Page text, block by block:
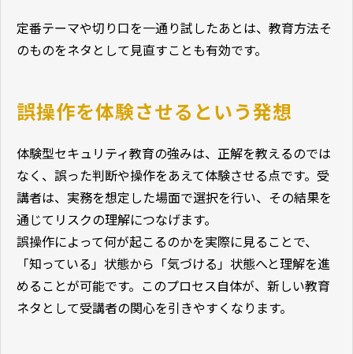
定番テーマや切り口を一通り試したあとは、教育方法そ
のものをネタとして見直すことも有効です。
誤操作を体験させるという発想
体験型セキュリティ教育の強みは、正解を教えるのでは
なく、誤った判断や操作をあえて体験させる点です。受
講者は、実務を想定した場面で選択を行い、その結果を
通じてリスクの理解につなげます。
誤操作によって何が起こるのかを実際に見ることで、
「知っている」状態から「気づける」状態へと理解を進
めることが可能です。このプロセス自体が、新しい教育
ネタとして受講者の関心を引きやすくなります。